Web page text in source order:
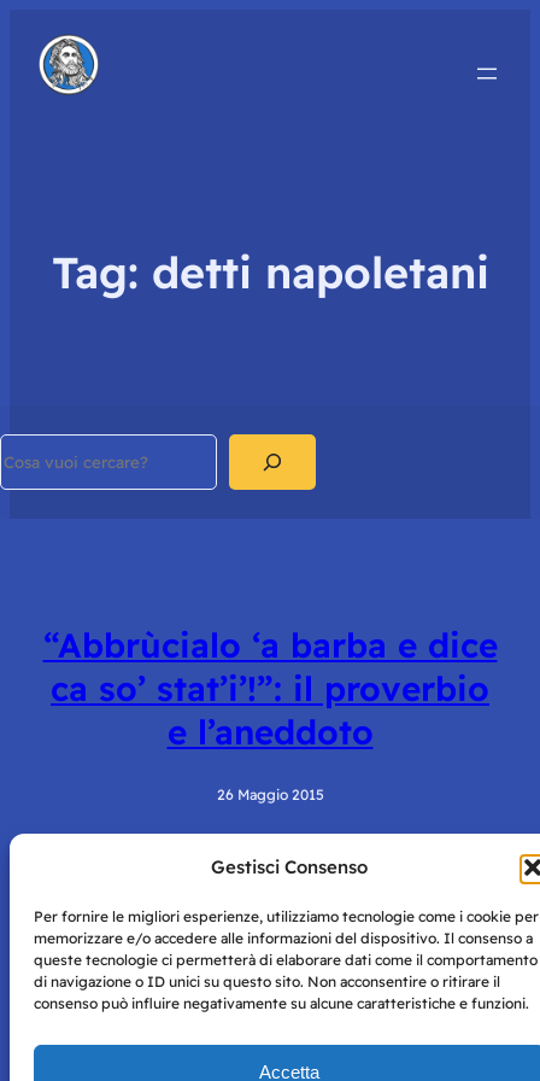
Gestisci Consenso
Per fornire le migliori esperienze, utilizziamo tecnologie come i cookie per
memorizzare e/o accedere alle informazioni del dispositivo. Il consenso a
queste tecnologie ci permetterà di elaborare dati come il comportamento
di navigazione o ID unici su questo sito. Non acconsentire o ritirare il
consenso può influire negativamente su alcune caratteristiche e funzioni.
Accetta
Tag: detti napoletani
“Abbrùcialo ‘a barba e dice
ca so’ stat’i’!”: il proverbio
e l’aneddoto
26 Maggio 2015
Napoli con autorizzazione numero 38 del 25/9/2019.
Tutte le immagini e i contenuti su questo sito sono forniti